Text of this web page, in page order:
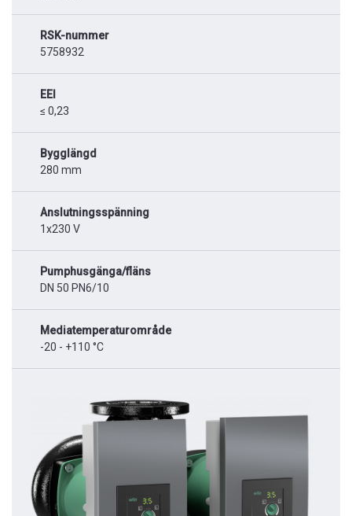
RSK-nummer
5758932
EEI
≤ 0,23
Bygglängd
280 mm
Anslutningsspänning
1x230 V
Pumphusgänga/fläns
DN 50 PN6/10
Mediatemperaturområde
-20 - +110 °C